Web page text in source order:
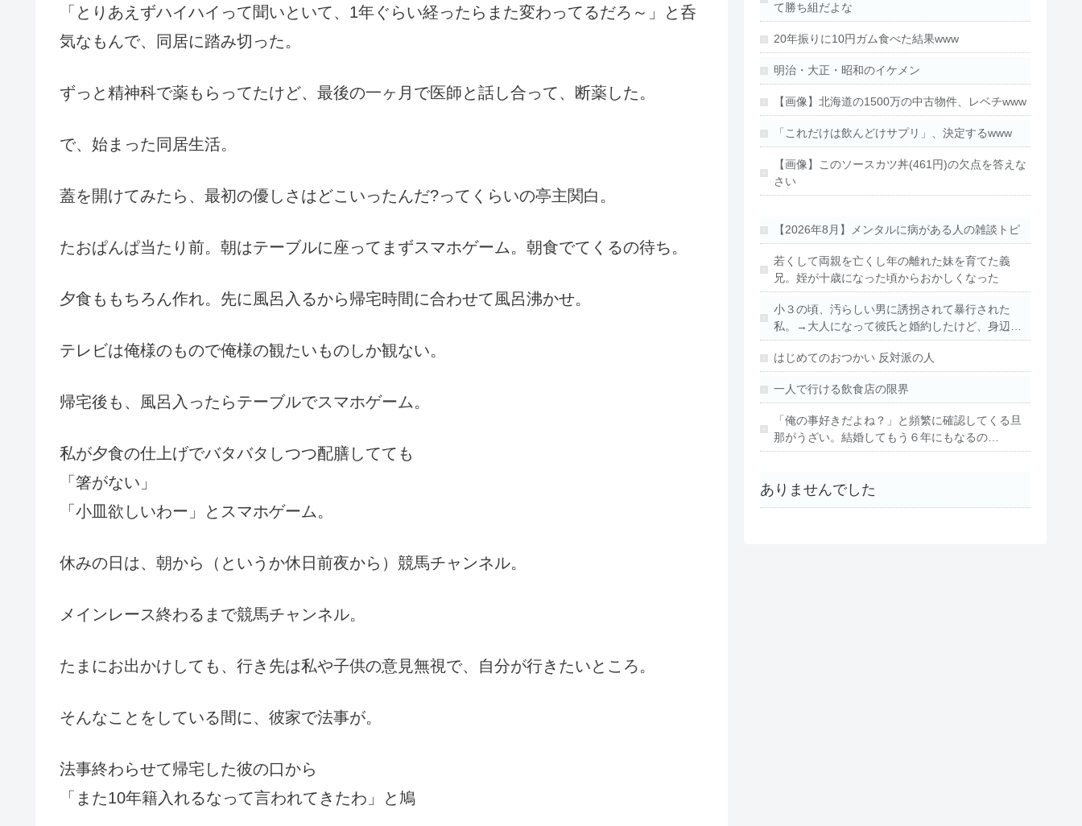
「とりあえずハイハイって聞いといて、1年ぐらい経ったらまた変わってるだろ～」と呑
気なもんで、同居に踏み切った。
ずっと精神科で薬もらってたけど、最後の一ヶ月で医師と話し合って、断薬した。
で、始まった同居生活。
蓋を開けてみたら、最初の優しさはどこいったんだ?ってくらいの亭主関白。
たおぱんぱ当たり前。朝はテーブルに座ってまずスマホゲーム。朝食でてくるの待ち。
夕食ももちろん作れ。先に風呂入るから帰宅時間に合わせて風呂沸かせ。
テレビは俺様のもので俺様の観たいものしか観ない。
帰宅後も、風呂入ったらテーブルでスマホゲーム。
私が夕食の仕上げでバタバタしつつ配膳してても
「箸がない」
「小皿欲しいわー」とスマホゲーム。
休みの日は、朝から（というか休日前夜から）競馬チャンネル。
メインレース終わるまで競馬チャンネル。
たまにお出かけしても、行き先は私や子供の意見無視で、自分が行きたいところ。
そんなことをしている間に、彼家で法事が。
法事終わらせて帰宅した彼の口から
「また10年籍入れるなって言われてきたわ」と鳩
て勝ち組だよな
20年振りに10円ガム食べた結果www
明治・大正・昭和のイケメン
【画像】北海道の1500万の中古物件、レベチwww
「これだけは飲んどけサプリ」、決定するwww
【画像】このソースカツ丼(461円)の欠点を答えな
さい
【2026年8月】メンタルに病がある人の雑談トピ
若くして両親を亡くし年の離れた妹を育てた義
兄。姪が十歳になった頃からおかしくなった
小３の頃、汚らしい男に誘拐されて暴行された
私。→大人になって彼氏と婚約したけど、身辺…
はじめてのおつかい 反対派の人
一人で行ける飲食店の限界
「俺の事好きだよね？」と頻繁に確認してくる旦
那がうざい。結婚してもう６年にもなるの…
ありませんでした